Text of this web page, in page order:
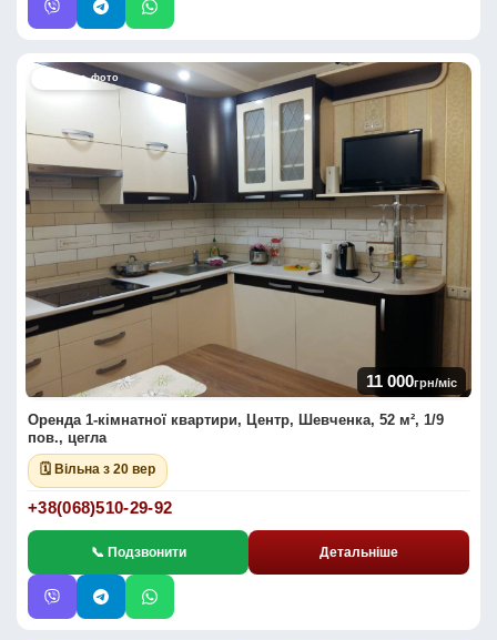
📷 Багато фото
11 000грн/міс
Оренда 1-кімнатної квартири, Центр, Шевченка, 52 м², 1/9
пов., цегла
🗓 Вільна з 20 вер
+38(068)510-29-92
📞 Подзвонити Детальніше